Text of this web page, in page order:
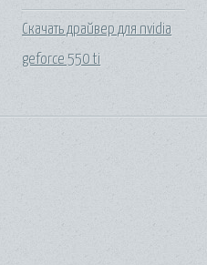
Скачать драйвер для nvidia
geforce 550 ti